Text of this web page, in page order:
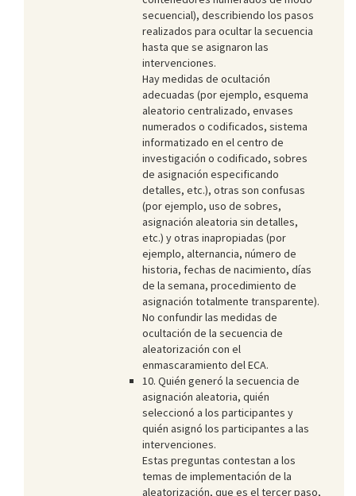
secuencial), describiendo los pasos
realizados para ocultar la secuencia
hasta que se asignaron las
intervenciones.
Hay medidas de ocultación
adecuadas (por ejemplo, esquema
aleatorio centralizado, envases
numerados o codificados, sistema
informatizado en el centro de
investigación o codificado, sobres
de asignación especificando
detalles, etc.), otras son confusas
(por ejemplo, uso de sobres,
asignación aleatoria sin detalles,
etc.) y otras inapropiadas (por
ejemplo, alternancia, número de
historia, fechas de nacimiento, días
de la semana, procedimiento de
asignación totalmente transparente).
No confundir las medidas de
ocultación de la secuencia de
aleatorización con el
enmascaramiento del ECA.
10. Quién generó la secuencia de
asignación aleatoria, quién
seleccionó a los participantes y
quién asignó los participantes a las
intervenciones.
Estas preguntas contestan a los
temas de implementación de la
aleatorización, que es el tercer paso,